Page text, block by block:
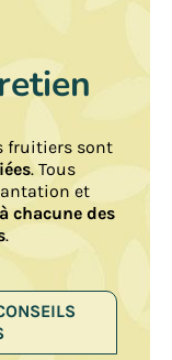
fruitiers sont
. Tous
et
chacune des
.